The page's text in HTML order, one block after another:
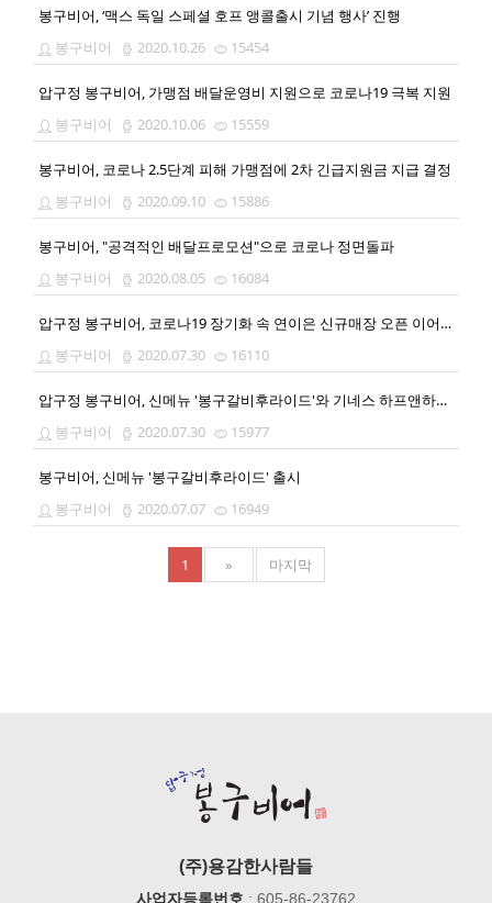
봉구비어, ‘맥스 독일 스페셜 호프 앵콜출시 기념 행사’ 진행
봉구비어
2020.10.26 15454
압구정 봉구비어, 가맹점 배달운영비 지원으로 코로나19 극복 지원
봉구비어
2020.10.06 15559
봉구비어, 코로나 2.5단계 피해 가맹점에 2차 긴급지원금 지급 결정
봉구비어
2020.09.10 15886
봉구비어, "공격적인 배달프로모션"으로 코로나 정면돌파
봉구비어
2020.08.05 16084
압구정 봉구비어, 코로나19 장기화 속 연이은 신규매장 오픈 이어져
봉구비어
2020.07.30 16110
압구정 봉구비어, 신메뉴 '봉구갈비후라이드'와 기네스 하프앤하프의 컬래버레이션
봉구비어
2020.07.30 15977
봉구비어, 신메뉴 '봉구갈비후라이드' 출시
봉구비어
2020.07.07 16949
1 » 마지막
(주)용감한사람들
사업자등록번호 : 605-86-23762